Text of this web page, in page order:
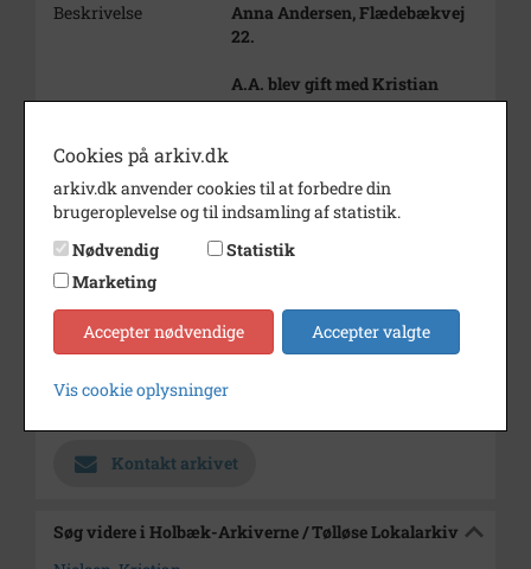
Beskrivelse
Anna Andersen, Flædebækvej
22.
A.A. blev gift med Kristian
Nielsen
domshjem på Flædebækvej 22.
Bemærkning
J
Periode
1920 - 1930
Fotograf
Ukendt
Arkiv
Kontakt arkivet
Søg videre i Holbæk-Arkiverne / Tølløse Lokalarkiv
Cookies på arkiv.dk
arkiv.dk anvender cookies til at forbedre din
brugeroplevelse og til indsamling af statistik.
Nødvendig
Statistik
Marketing
Accepter nødvendige Accepter valgte
Vis cookie oplysninger